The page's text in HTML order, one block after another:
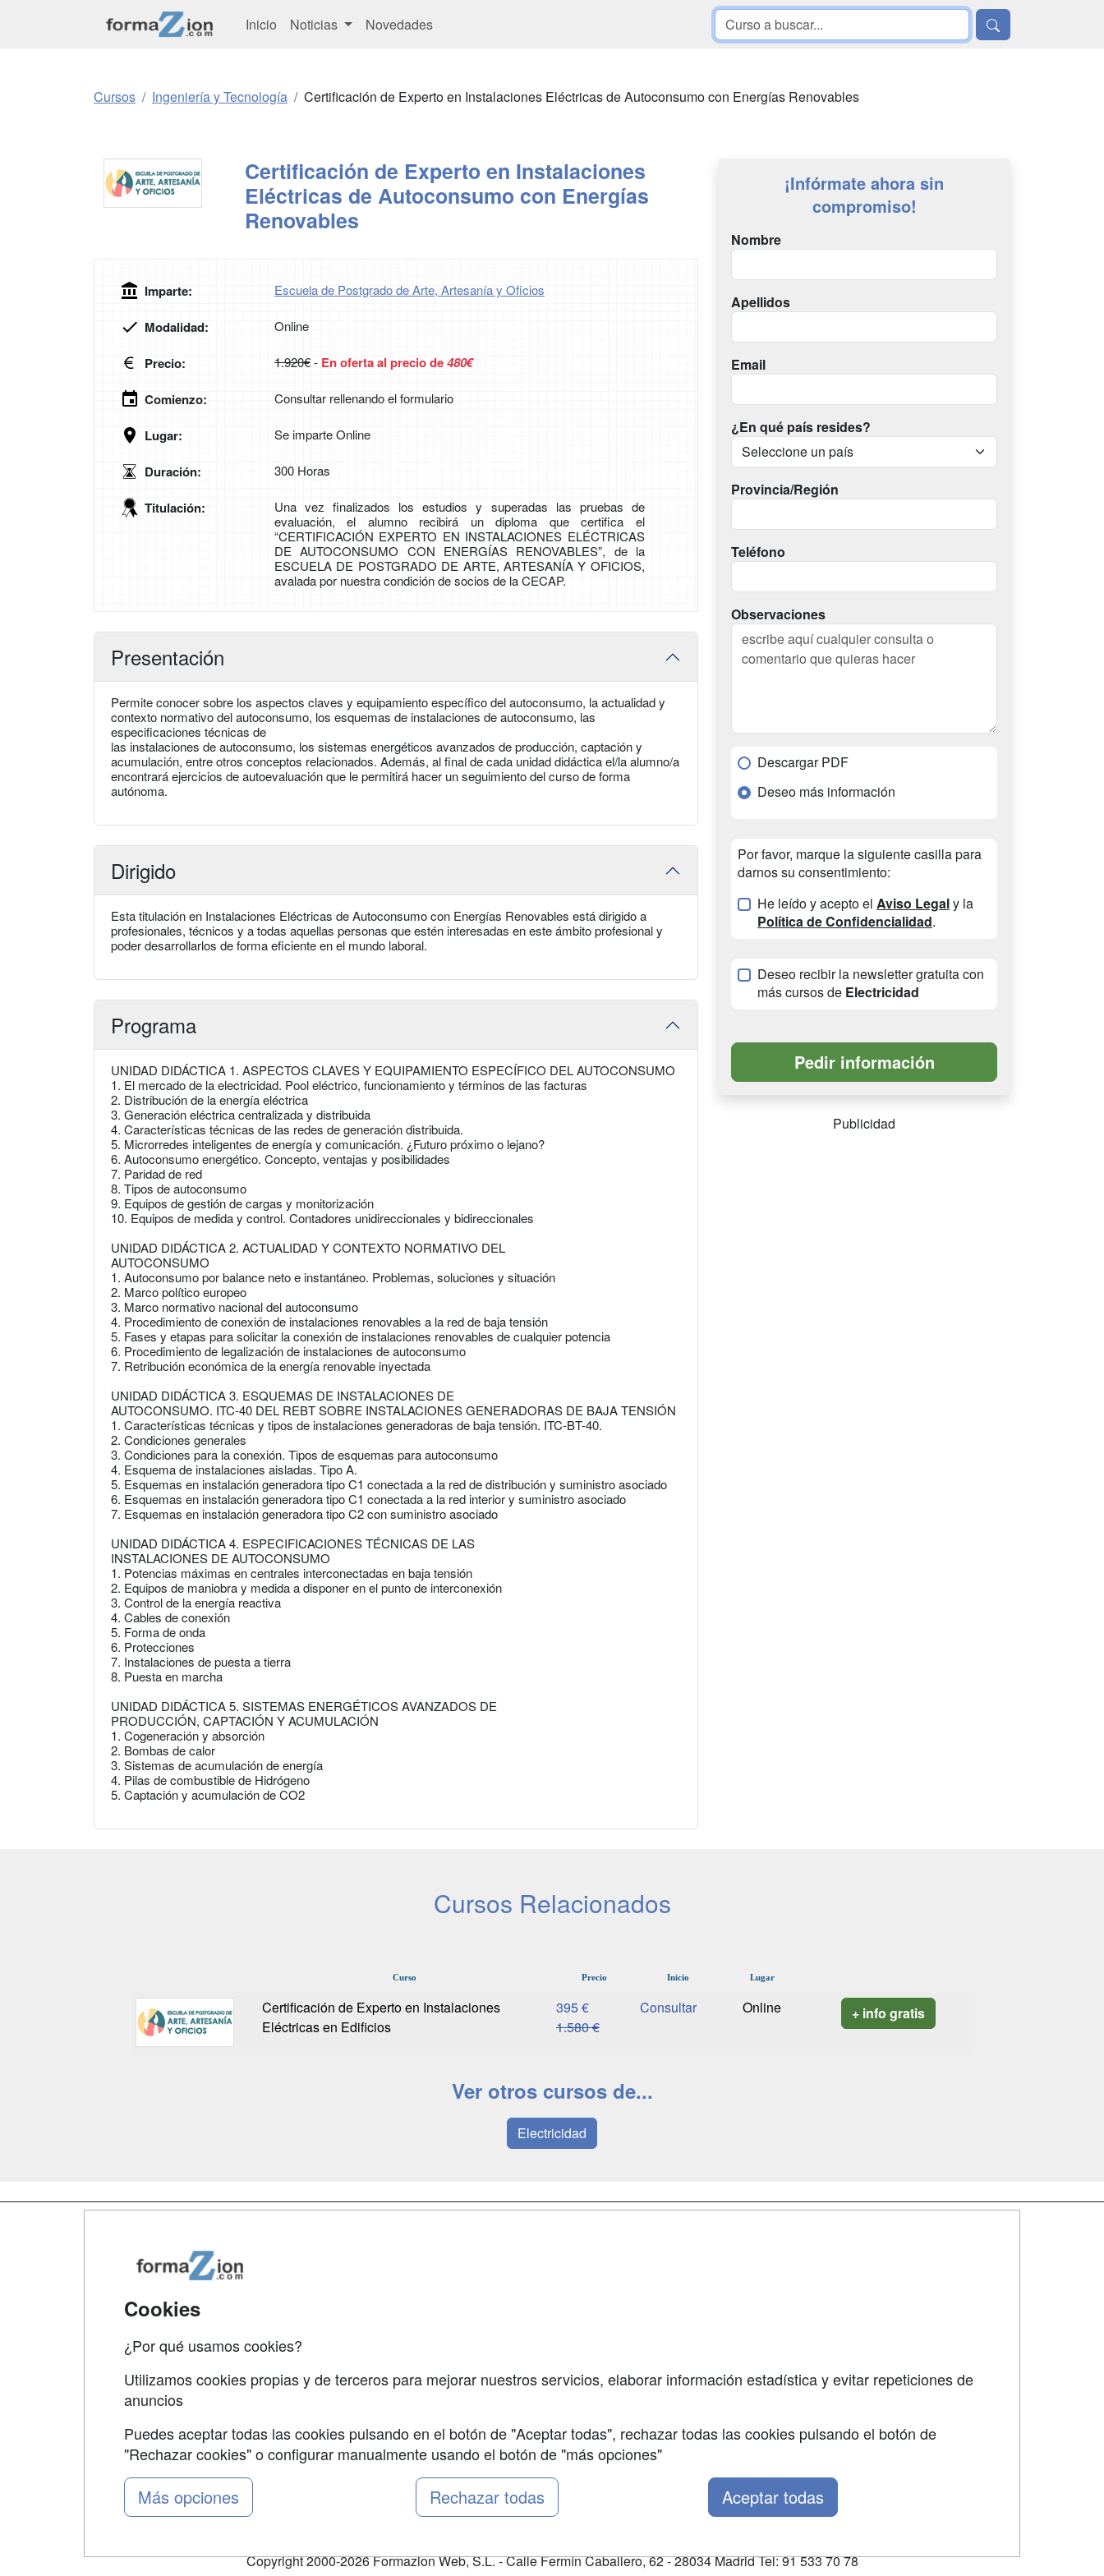
Inicio Noticias Novedades
Cursos Ingeniería y Tecnología Certificación de Experto en Instalaciones Eléctricas de Autoconsumo con Energías Renovables
Certificación de Experto en Instalaciones
Eléctricas de Autoconsumo con Energías
Renovables
Imparte: Escuela de Postgrado de Arte, Artesanía y Oficios
Modalidad: Online
Precio: 1.920€- En oferta al precio de480€
Comienzo: Consultar rellenando el formulario
Lugar: Se imparte Online
Duración: 300 Horas
Titulación:
Una vez finalizados los estudios y superadas las pruebas de
evaluación, el alumno recibirá un diploma que certifica el
“CERTIFICACIÓN EXPERTO EN INSTALACIONES ELÉCTRICAS
DE AUTOCONSUMO CON ENERGÍAS RENOVABLES”, de la
ESCUELA DE POSTGRADO DE ARTE, ARTESANÍA Y OFICIOS,
avalada por nuestra condición de socios de la CECAP.
Presentación
Permite conocer sobre los aspectos claves y equipamiento específico del autoconsumo, la actualidad y
contexto normativo del autoconsumo, los esquemas de instalaciones de autoconsumo, las
especificaciones técnicas de
las instalaciones de autoconsumo, los sistemas energéticos avanzados de producción, captación y
acumulación, entre otros conceptos relacionados. Además, al final de cada unidad didáctica el/la alumno/a
encontrará ejercicios de autoevaluación que le permitirá hacer un seguimiento del curso de forma
autónoma.
Dirigido
Esta titulación en Instalaciones Eléctricas de Autoconsumo con Energías Renovables está dirigido a
profesionales, técnicos y a todas aquellas personas que estén interesadas en este ámbito profesional y
poder desarrollarlos de forma eficiente en el mundo laboral.
Programa
UNIDAD DIDÁCTICA 1. ASPECTOS CLAVES Y EQUIPAMIENTO ESPECÍFICO DEL AUTOCONSUMO
1. El mercado de la electricidad. Pool eléctrico, funcionamiento y términos de las facturas
2. Distribución de la energía eléctrica
3. Generación eléctrica centralizada y distribuida
4. Características técnicas de las redes de generación distribuida.
5. Microrredes inteligentes de energía y comunicación. ¿Futuro próximo o lejano?
6. Autoconsumo energético. Concepto, ventajas y posibilidades
7. Paridad de red
8. Tipos de autoconsumo
9. Equipos de gestión de cargas y monitorización
10. Equipos de medida y control. Contadores unidireccionales y bidireccionales
UNIDAD DIDÁCTICA 2. ACTUALIDAD Y CONTEXTO NORMATIVO DEL
AUTOCONSUMO
1. Autoconsumo por balance neto e instantáneo. Problemas, soluciones y situación
2. Marco político europeo
3. Marco normativo nacional del autoconsumo
4. Procedimiento de conexión de instalaciones renovables a la red de baja tensión
5. Fases y etapas para solicitar la conexión de instalaciones renovables de cualquier potencia
6. Procedimiento de legalización de instalaciones de autoconsumo
7. Retribución económica de la energía renovable inyectada
UNIDAD DIDÁCTICA 3. ESQUEMAS DE INSTALACIONES DE
AUTOCONSUMO. ITC-40 DEL REBT SOBRE INSTALACIONES GENERADORAS DE BAJA TENSIÓN
1. Características técnicas y tipos de instalaciones generadoras de baja tensión. ITC-BT-40.
2. Condiciones generales
3. Condiciones para la conexión. Tipos de esquemas para autoconsumo
4. Esquema de instalaciones aisladas. Tipo A.
5. Esquemas en instalación generadora tipo C1 conectada a la red de distribución y suministro asociado
6. Esquemas en instalación generadora tipo C1 conectada a la red interior y suministro asociado
7. Esquemas en instalación generadora tipo C2 con suministro asociado
UNIDAD DIDÁCTICA 4. ESPECIFICACIONES TÉCNICAS DE LAS
INSTALACIONES DE AUTOCONSUMO
1. Potencias máximas en centrales interconectadas en baja tensión
2. Equipos de maniobra y medida a disponer en el punto de interconexión
3. Control de la energía reactiva
4. Cables de conexión
5. Forma de onda
6. Protecciones
7. Instalaciones de puesta a tierra
8. Puesta en marcha
UNIDAD DIDÁCTICA 5. SISTEMAS ENERGÉTICOS AVANZADOS DE
PRODUCCIÓN, CAPTACIÓN Y ACUMULACIÓN
1. Cogeneración y absorción
2. Bombas de calor
3. Sistemas de acumulación de energía
4. Pilas de combustible de Hidrógeno
5. Captación y acumulación de CO2
¡Infórmate ahora sin
compromiso!
Nombre
Apellidos
Email
¿En qué país resides?
Provincia/Región
Teléfono
Observaciones
Descargar PDF
Deseo más información
Por favor, marque la siguiente casilla para
darnos su consentimiento:
He leído y acepto el Aviso Legaly la
Política de Confidencialidad.
Deseo recibir la newsletter gratuita con
más cursos de Electricidad
Publicidad
Cursos Relacionados
Curso Precio Inicio Lugar
Certificación de Experto en Instalaciones
Eléctricas en Edificios
395 €
1.580 €
Online + info gratis
Ver otros cursos de...
Electricidad
Grupo formazion:
Copyright 2000-2026 Formazion Web, S.L. - Calle Fermín Caballero, 62 - 28034 Madrid Tel: 91 533 70 78
Cookies
¿Por qué usamos cookies?
Utilizamos cookies propias y de terceros para mejorar nuestros servicios, elaborar información estadística y evitar repeticiones de
anuncios
Puedes aceptar todas las cookies pulsando en el botón de "Aceptar todas", rechazar todas las cookies pulsando el botón de
"Rechazar cookies" o configurar manualmente usando el botón de "más opciones"
Más opciones Rechazar todas Aceptar todas